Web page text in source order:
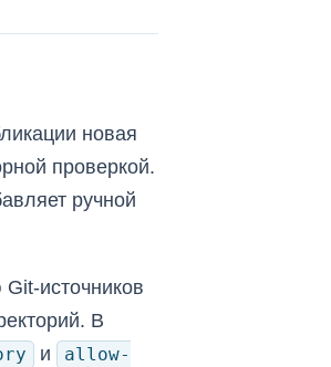
новая
проверкой.
ручной
источников
В
и
allow-